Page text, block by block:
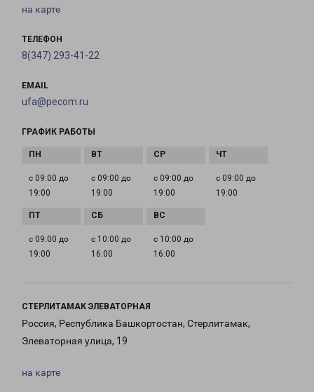
на карте
ТЕЛЕФОН
8(347) 293-41-22
EMAIL
ufa@pecom.ru
ГРАФИК РАБОТЫ
с 09:00 до
19:00
с 09:00 до
19:00
с 09:00 до
19:00
с 09:00 до
19:00
с 09:00 до
19:00
с 10:00 до
16:00
с 10:00 до
16:00
СТЕРЛИТАМАК ЭЛЕВАТОРНАЯ
Россия, Республика Башкортостан, Стерлитамак,
Элеваторная улица, 19
на карте